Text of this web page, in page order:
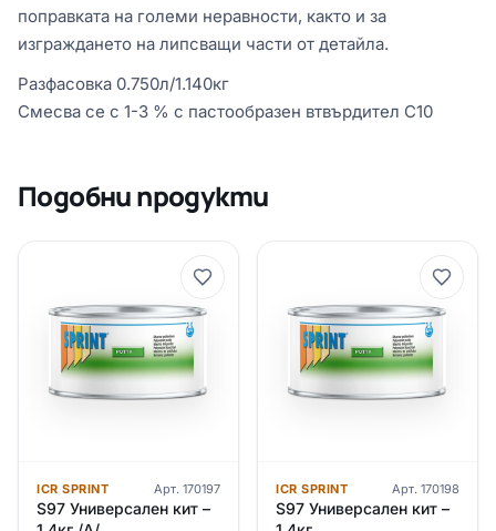
поправката на големи неравности, както и за
изграждането на липсващи части от детайла.
Разфасовка 0.750л/1.140кг
Смесва се с 1-3 % с пастообразен втвърдител C10
Подобни продукти
ICR SPRINT Арт. 170197
S97 Универсален кит –
ICR SPRINT Арт. 170198
S97 Универсален кит –